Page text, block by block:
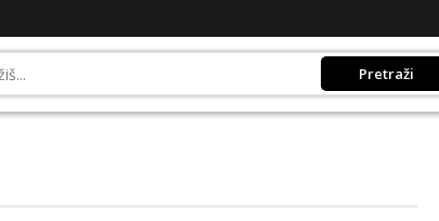
Pretraži